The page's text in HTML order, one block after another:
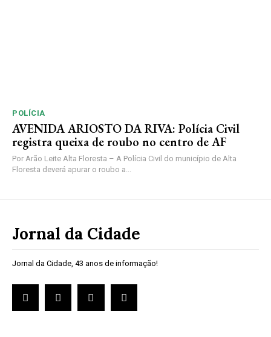
POLÍCIA
AVENIDA ARIOSTO DA RIVA: Polícia Civil
registra queixa de roubo no centro de AF
Por Arão Leite Alta Floresta – A Polícia Civil do município de Alta
Floresta deverá apurar o roubo a...
Jornal da Cidade
Jornal da Cidade, 43 anos de informação!